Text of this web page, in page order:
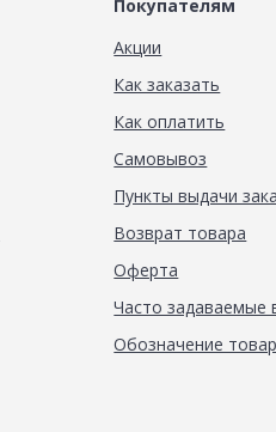
Покупателям
Акции
Как заказать
Как оплатить
Самовывоз
Пункты выдачи
Возврат товара
Оферта
Часто задаваемые
Обозначение